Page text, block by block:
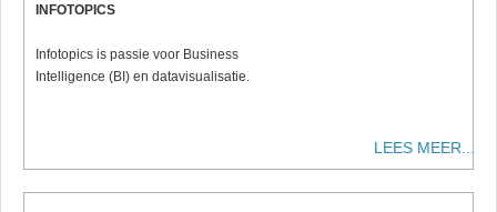
INFOTOPICS
Infotopics is passie voor Business
Intelligence (BI) en datavisualisatie.
LEES MEER...